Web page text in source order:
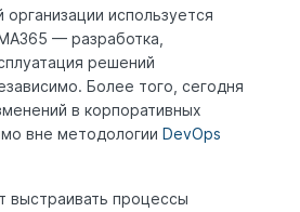
используется
— разработка,
решений
Более того, сегодня
в корпоративных
вне методологии DevOps
выстраивать процессы